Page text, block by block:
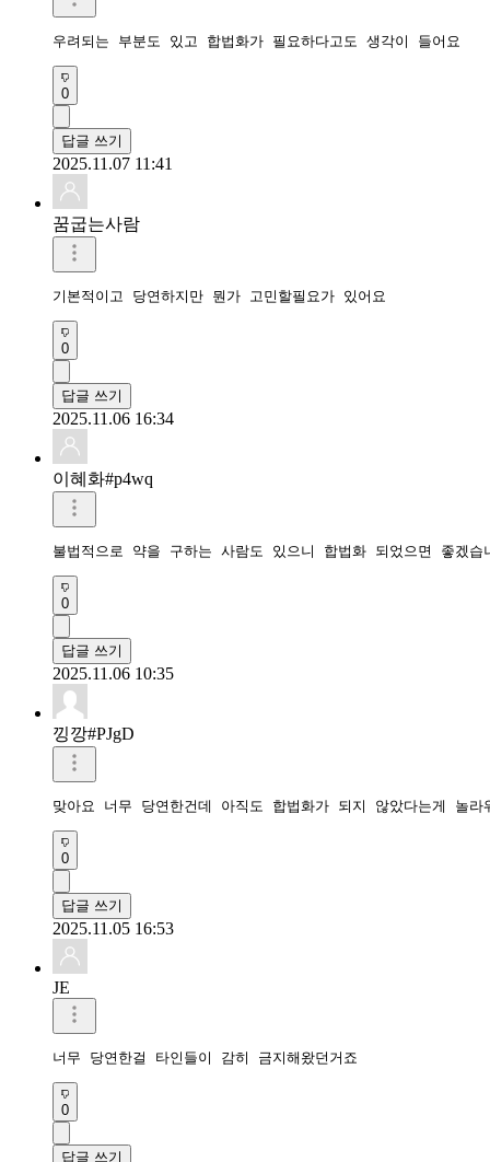
우려되는 부분도 있고 합법화가 필요하다고도 생각이 들어요
0
답글 쓰기
2025.11.07 11:41
꿈굽는사람
기본적이고 당연하지만 뭔가 고민할필요가 있어요
0
답글 쓰기
2025.11.06 16:34
이혜화#p4wq
불법적으로 약을 구하는 사람도 있으니 합법화 되었으면 좋겠습
0
답글 쓰기
2025.11.06 10:35
낑깡#PJgD
맞아요 너무 당연한건데 아직도 합법화가 되지 않았다는게 놀
0
답글 쓰기
2025.11.05 16:53
JE
너무 당연한걸 타인들이 감히 금지해왔던거죠
0
답글 쓰기